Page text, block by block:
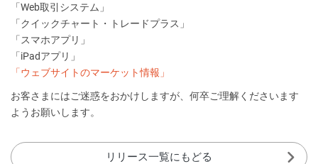
「Web取引システム」
「クイックチャート・トレードプラス」
「スマホアプリ」
「iPadアプリ」
「ウェブサイトのマーケット情報」
お客さまにはご迷惑をおかけしますが、何卒ご理解くださいます
ようお願いします。
リリース一覧にもどる